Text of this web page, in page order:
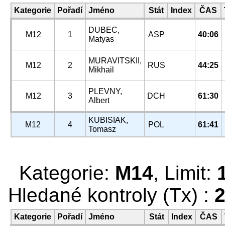
Kategorie Pořadí Jméno Stát Index ČAS
M12 1
DUBEC,
Matyas
ASP 40:06
M12 2
MURAVITSKII,
Mikhail
RUS 44:25
M12 3
PLEVNY,
Albert
DCH 61:30
M12 4
KUBISIAK,
Tomasz
POL 61:41
Kategorie: M14, Limit:
Hledané kontroly (Tx) :
Kategorie Pořadí Jméno Stát Index ČAS